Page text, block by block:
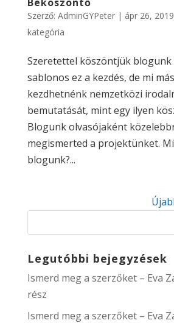
Szerző: AdminGYPeter| ápr 26, 2019
kategória
Szeretettel köszöntjük blogunk
sablonos ez a kezdés, de mi
kezdhetnénk nemzetközi
bemutatását, mint egy ilyen
Blogunk olvasójaként
megismerted a projektünket.
blogunk?...
Legutóbbi bejegyzések
Ismerd meg a szerzőket – Eva
rész
Ismerd meg a szerzőket – Eva